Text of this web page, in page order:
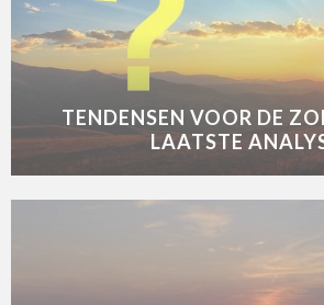
TENDENSEN VOOR DE
LAATSTE